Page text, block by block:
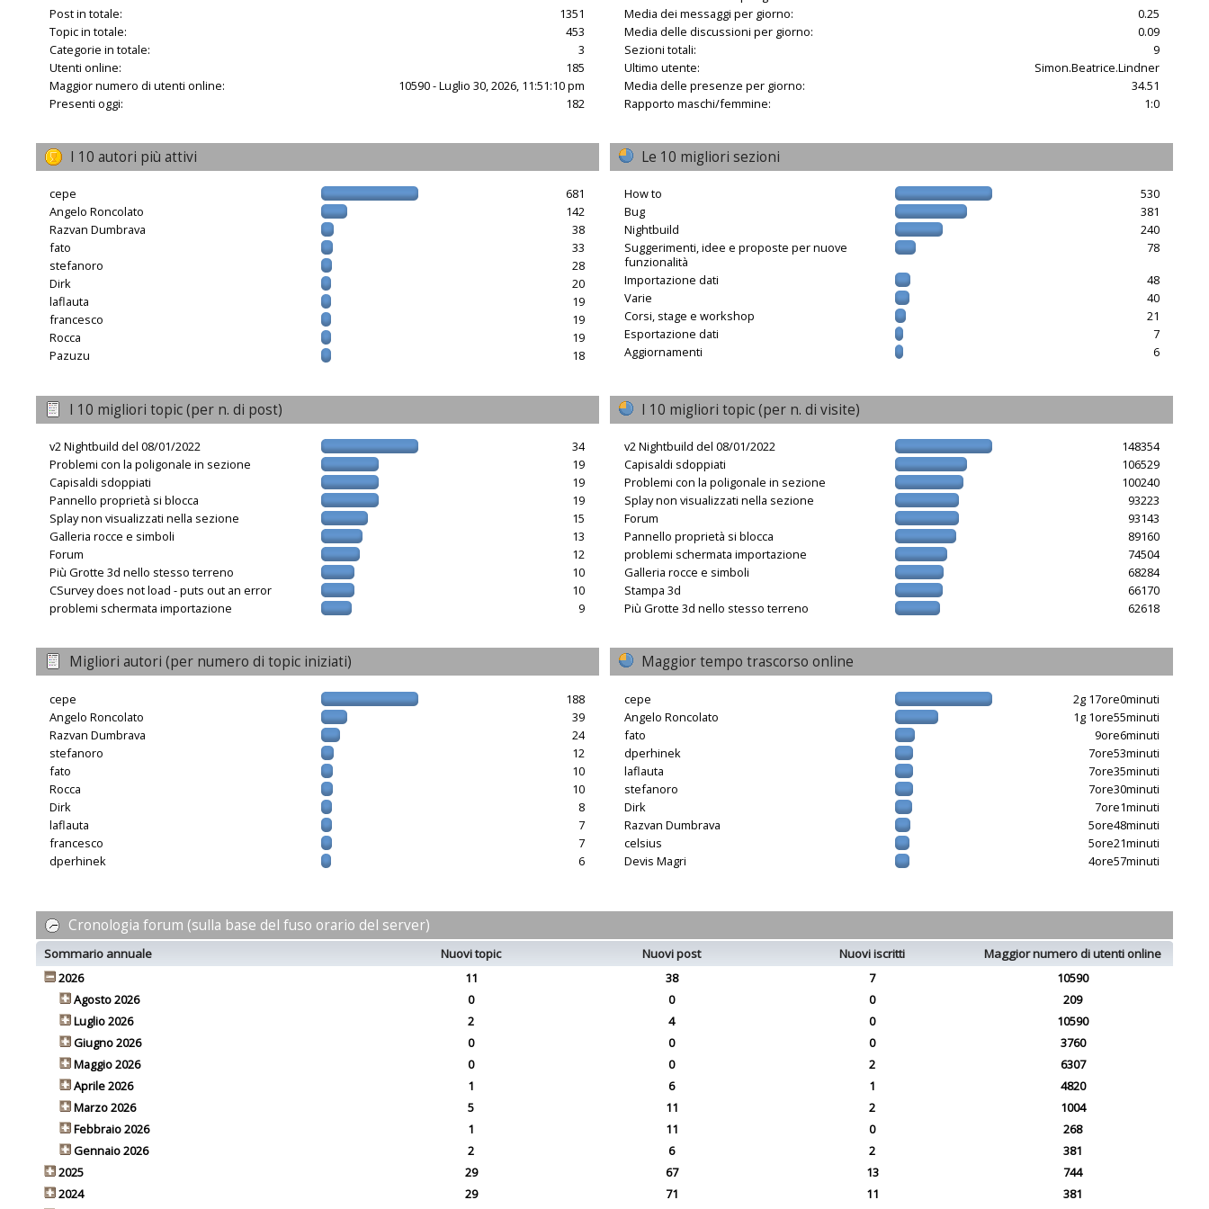
Post in totale:
1351
Topic in totale:
453
Categorie in totale:
3
Utenti online:
185
Maggior numero di utenti online:
10590 - Luglio 30, 2026, 11:51:10 pm
Presenti oggi:
182
Media dei messaggi per giorno:
0.25
Media delle discussioni per giorno:
0.09
Sezioni totali:
9
Ultimo utente:
Simon.Beatrice.Lindner
Media delle presenze per giorno:
34.51
Rapporto maschi/femmine:
1:0
I 10 autori più attivi
cepe
681
Angelo Roncolato
142
Razvan Dumbrava
38
fato
33
stefanoro
28
Dirk
20
laflauta
19
francesco
19
Rocca
19
Pazuzu
18
Le 10 migliori sezioni
How to
530
Bug
381
Nightbuild
240
Suggerimenti, idee e proposte per nuove
funzionalità
78
Importazione dati
48
Varie
40
Corsi, stage e workshop
21
Esportazione dati
7
Aggiornamenti
6
I 10 migliori topic (per n. di post)
v2 Nightbuild del 08/01/2022
34
Problemi con la poligonale in sezione
19
Capisaldi sdoppiati
19
Pannello proprietà si blocca
19
Splay non visualizzati nella sezione
15
Galleria rocce e simboli
13
Forum
12
Più Grotte 3d nello stesso terreno
10
CSurvey does not load - puts out an error
10
problemi schermata importazione
9
I 10 migliori topic (per n. di visite)
v2 Nightbuild del 08/01/2022
148354
Capisaldi sdoppiati
106529
Problemi con la poligonale in sezione
100240
Splay non visualizzati nella sezione
93223
Forum
93143
Pannello proprietà si blocca
89160
problemi schermata importazione
74504
Galleria rocce e simboli
68284
Stampa 3d
66170
Più Grotte 3d nello stesso terreno
62618
Migliori autori (per numero di topic iniziati)
cepe
188
Angelo Roncolato
39
Razvan Dumbrava
24
stefanoro
12
fato
10
Rocca
10
Dirk
8
laflauta
7
francesco
7
dperhinek
6
Maggior tempo trascorso online
cepe
2g 17ore0minuti
Angelo Roncolato
1g 1ore55minuti
fato
9ore6minuti
dperhinek
7ore53minuti
laflauta
7ore35minuti
stefanoro
7ore30minuti
Dirk
7ore1minuti
Razvan Dumbrava
5ore48minuti
celsius
5ore21minuti
Devis Magri
4ore57minuti
Cronologia forum (sulla base del fuso orario del server)
Sommario annuale Nuovi topic Nuovi post Nuovi iscritti
Maggior numero di utenti online
2026
11 38 7
10590
Agosto 2026
0 0 0
209
Luglio 2026
2 4 0
10590
Giugno 2026
0 0 0
3760
Maggio 2026
0 0 2
6307
Aprile 2026
1 6 1
4820
Marzo 2026
5 11 2
1004
Febbraio 2026
1 11 0
268
Gennaio 2026
2 6 2
381
2025
29 67 13
744
2024
29 71 11
381